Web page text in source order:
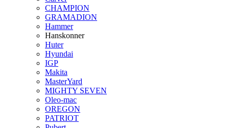
CHAMPION
GRAMADION
Hammer
Hanskonner
Huter
Hyundai
IGP
Makita
MasterYard
MIGHTY SEVEN
Oleo-mac
OREGON
PATRIOT